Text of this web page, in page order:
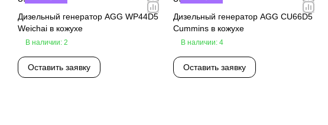
Дизельный генератор AGG WP44D5
Weichai в кожухе
В наличии: 2
Оставить заявку
Дизельный генератор AGG CU66D5
Cummins в кожухе
В наличии: 4
Оставить заявку